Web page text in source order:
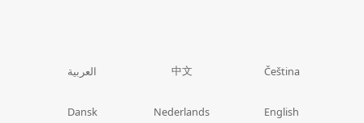
العربية 中文 Čeština
Dansk Nederlands English